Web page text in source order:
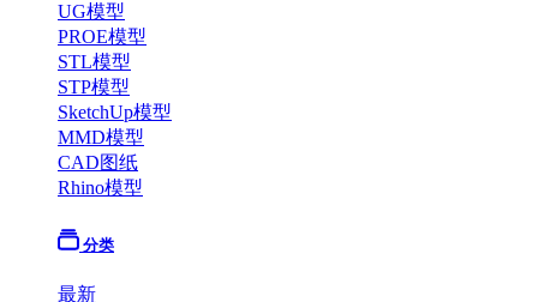
UG模型
PROE模型
STL模型
STP模型
SketchUp模型
MMD模型
CAD图纸
Rhino模型
分类
最新